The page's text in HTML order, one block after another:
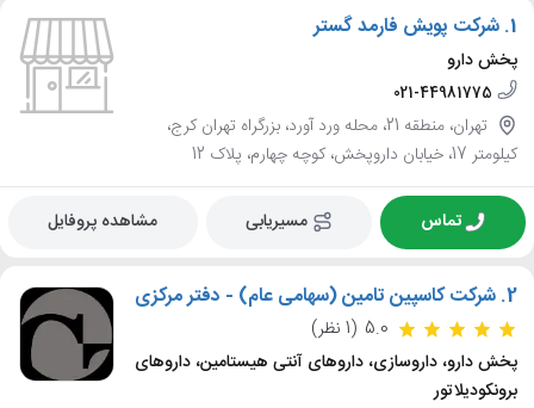
1. شرکت پویش فارمد گستر
پخش دارو
021-44981775
تهران، منطقه 21، محله ورد آورد، بزرگراه تهران کرج،
کیلومتر 17، خیابان داروپخش، کوچه چهارم، پلاک 12
تماس مسیریابی مشاهده پروفایل
2. شرکت کاسپین تامین (سهامی عام) - دفتر مرکزی
5.0 (1 نظر)
پخش دارو، داروسازی، داروهای آنتی هیستامین، داروهای
برونکودیلاتور